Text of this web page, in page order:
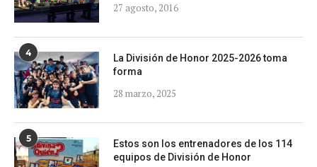
27 agosto, 2016
4
La División de Honor 2025-2026 toma
forma
28 marzo, 2025
5
Estos son los entrenadores de los 114
equipos de División de Honor